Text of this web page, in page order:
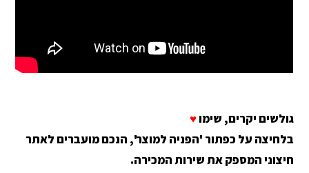
גולשים יקרים, שימו♥
בלחיצה על כפתור 'הפניה למוצר', הנכם מועברים לאתר
חיצוני המספק את שירות המכירה.